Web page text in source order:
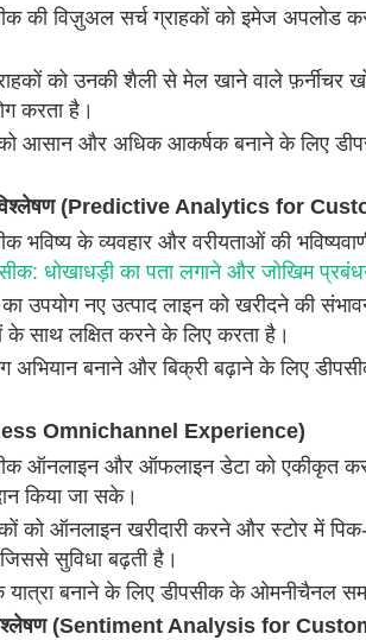
की विज़ुअल सर्च ग्राहकों को इमेज अपलोड
को उनकी शैली से मेल खाने वाले फ़र्नीचर
करता है।
आसान और अधिक आकर्षक बनाने के लिए
विश्लेषण (Predictive Analytics for
भविष्य के व्यवहार और वरीयताओं की
धोखाधड़ी का पता लगाने और जोखिम
उपयोग नए उत्पाद लाइन को खरीदने की
के साथ लक्षित करने के लिए करता है।
अभियान बनाने और बिक्री बढ़ाने के लिए
Omnichannel Experience)
ऑनलाइन और ऑफलाइन डेटा को एकीकृत
किया जा सके।
को ऑनलाइन खरीदारी करने और स्टोर में
सुविधा बढ़ती है।
यात्रा बनाने के लिए डीपसीक के ओमनीचैनल
विश्लेषण (Sentiment Analysis for